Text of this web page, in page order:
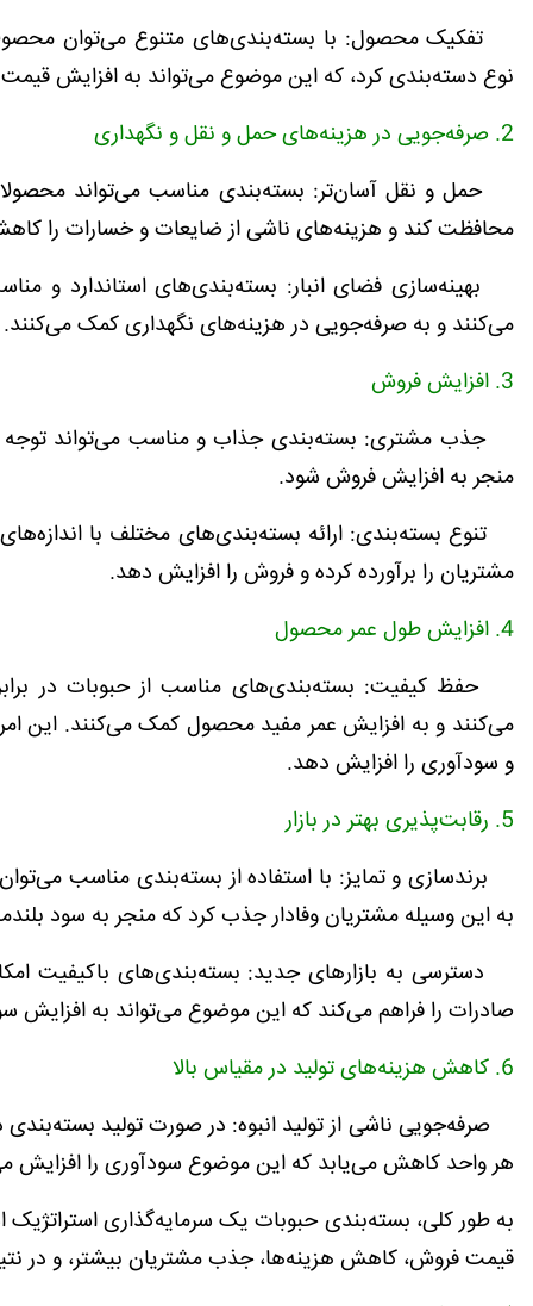
تفکیک محصول: با بسته‌بندی‌های متنوع می‌توان
نوع دسته‌بندی کرد، که این موضوع می‌تواند به افزایش
2. صرفه‌جویی در هزینه‌های حمل و نقل و نگهداری
حمل و نقل آسان‌تر: بسته‌بندی مناسب می‌تواند
محافظت کند و هزینه‌های ناشی از ضایعات و خسارات را
بهینه‌سازی فضای انبار: بسته‌بندی‌های استاندارد و
می‌کنند و به صرفه‌جویی در هزینه‌های نگهداری کمک می‌کنند.
3. افزایش فروش
جذب مشتری: بسته‌بندی جذاب و مناسب می‌تواند توجه
منجر به افزایش فروش شود.
تنوع بسته‌بندی: ارائه بسته‌بندی‌های مختلف با
مشتریان را برآورده کرده و فروش را افزایش دهد.
4. افزایش طول عمر محصول
حفظ کیفیت: بسته‌بندی‌های مناسب از حبوبات در
می‌کنند و به افزایش عمر مفید محصول کمک می‌کنند. این
و سودآوری را افزایش دهد.
5. رقابت‌پذیری بهتر در بازار
برندسازی و تمایز: با استفاده از بسته‌بندی مناسب می‌توان
به این وسیله مشتریان وفادار جذب کرد که منجر به سود
دسترسی به بازارهای جدید: بسته‌بندی‌های باکیفیت
صادرات را فراهم می‌کند که این موضوع می‌تواند به افزایش
6. کاهش هزینه‌های تولید در مقیاس بالا
صرفه‌جویی ناشی از تولید انبوه: در صورت تولید
هر واحد کاهش می‌یابد که این موضوع سودآوری را افزایش
به طور کلی، بسته‌بندی حبوبات یک سرمایه‌گذاری
قیمت فروش، کاهش هزینه‌ها، جذب مشتریان بیشتر، و در